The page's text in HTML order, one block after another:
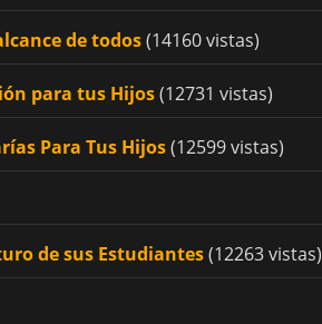
de todos(14160 vistas)
para tus Hijos(12731 vistas)
Para Tus Hijos(12599 vistas)
de sus Estudiantes(12263 vistas)